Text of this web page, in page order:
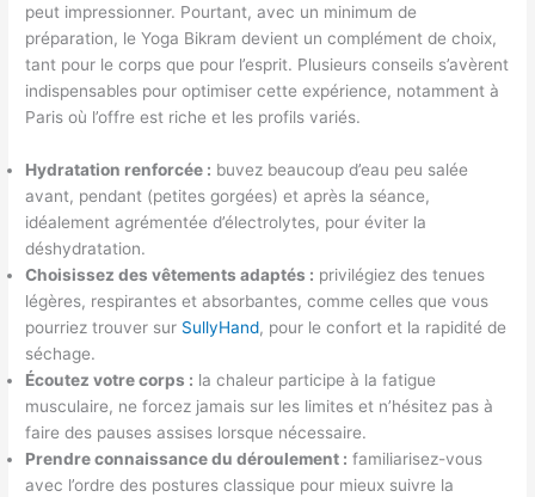
peut impressionner. Pourtant, avec un minimum de
préparation, le Yoga Bikram devient un complément de choix,
tant pour le corps que pour l’esprit. Plusieurs conseils s’avèrent
indispensables pour optimiser cette expérience, notamment à
Paris où l’offre est riche et les profils variés.
Hydratation renforcée : buvez beaucoup d’eau peu salée
avant, pendant (petites gorgées) et après la séance,
idéalement agrémentée d’électrolytes, pour éviter la
déshydratation.
Choisissez des vêtements adaptés : privilégiez des tenues
légères, respirantes et absorbantes, comme celles que vous
pourriez trouver sur SullyHand, pour le confort et la rapidité de
séchage.
Écoutez votre corps : la chaleur participe à la fatigue
musculaire, ne forcez jamais sur les limites et n’hésitez pas à
faire des pauses assises lorsque nécessaire.
Prendre connaissance du déroulement : familiarisez-vous
avec l’ordre des postures classique pour mieux suivre la